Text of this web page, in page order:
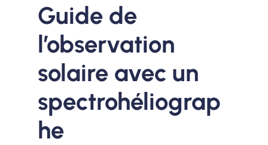
Guide de
l’observation
solaire avec un
spectrohéliograp
he